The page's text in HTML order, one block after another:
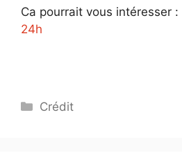
Ca pourrait vous intéresser :
24h
Catégories
Crédit